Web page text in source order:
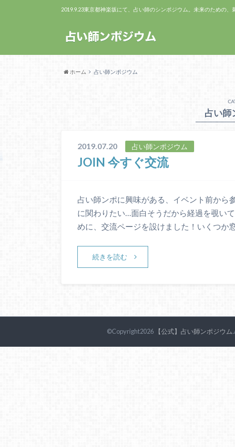
2019.9.23東京都神楽坂にて、占い師のシンポジウム。未来のための、
ホーム 占い師ンポジウム
占い師
2019.07.20 占い師ンポジウム
JOIN 今すぐ交流
占い師ンポに興味がある、イベント前から
に関わりたい…面白そうだから経過を覗い
めに、交流ページを設けました！いくつか
続きを読む
©Copyright2026 【公式】占い師ンポジウム